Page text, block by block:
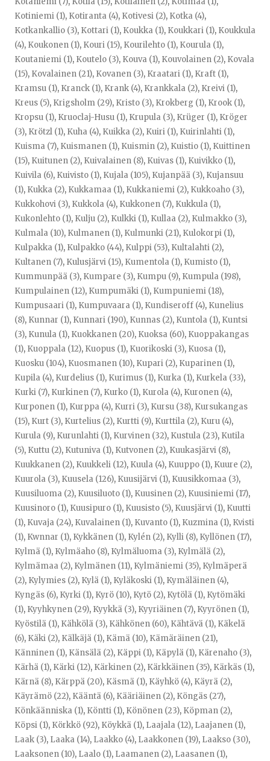
Kotiniemi (1), Kotiranta (4), Kotivesi (2), Kotka (4),
Kotkankallio (3), Kottari (1), Koukka (1), Koukkari (1), Koukkula
(4), Koukonen (1), Kouri (15), Kourilehto (1), Kourula (1),
Koutaniemi (1), Koutelo (3), Kouva (1), Kouvolainen (2), Kovala
(15), Kovalainen (21), Kovanen (3), Kraatari (1), Kraft (1),
Kramsu (1), Kranck (1), Krank (4), Krankkala (2), Kreivi (1),
Kreus (5), Krigsholm (29), Kristo (3), Krokberg (1), Krook (1),
Kropsu (1), Kruoclaj-Husu (1), Krupula (3), Krüger (1), Kröger
(3), Krötzl (1), Kuha (4), Kuikka (2), Kuiri (1), Kuirinlahti (1),
Kuisma (7), Kuismanen (1), Kuismin (2), Kuistio (1), Kuittinen
(15), Kuitunen (2), Kuivalainen (8), Kuivas (1), Kuivikko (1),
Kuivila (6), Kuivisto (1), Kujala (105), Kujanpää (3), Kujansuu
(1), Kukka (2), Kukkamaa (1), Kukkaniemi (2), Kukkoaho (3),
Kukkohovi (3), Kukkola (4), Kukkonen (7), Kukkula (1),
Kukonlehto (1), Kulju (2), Kulkki (1), Kullaa (2), Kulmakko (3),
Kulmala (10), Kulmanen (1), Kulmunki (21), Kulokorpi (1),
Kulpakka (1), Kulpakko (44), Kulppi (53), Kultalahti (2),
Kultanen (7), Kulusjärvi (15), Kumentola (1), Kumisto (1),
Kummunpää (3), Kumpare (3), Kumpu (9), Kumpula (198),
Kumpulainen (12), Kumpumäki (1), Kumpuniemi (18),
Kumpusaari (1), Kumpuvaara (1), Kundiseroff (4), Kunelius
(8), Kunnar (1), Kunnari (190), Kunnas (2), Kuntola (1), Kuntsi
(3), Kunula (1), Kuokkanen (20), Kuoksa (60), Kuoppakangas
(1), Kuoppala (12), Kuopus (1), Kuorikoski (3), Kuosa (1),
Kuosku (104), Kuosmanen (10), Kupari (2), Kuparinen (1),
Kupila (4), Kurdelius (1), Kurimus (1), Kurka (1), Kurkela (33),
Kurki (7), Kurkinen (7), Kurko (1), Kurola (4), Kuronen (4),
Kurponen (1), Kurppa (4), Kurri (3), Kursu (38), Kursukangas
(15), Kurt (3), Kurtelius (2), Kurtti (9), Kurttila (2), Kuru (4),
Kurula (9), Kurunlahti (1), Kurvinen (32), Kustula (23), Kutila
(5), Kuttu (2), Kutuniva (1), Kutvonen (2), Kuukasjärvi (8),
Kuukkanen (2), Kuukkeli (12), Kuula (4), Kuuppo (1), Kuure (2),
Kuurola (3), Kuusela (126), Kuusijärvi (1), Kuusikkomaa (3),
Kuusiluoma (2), Kuusiluoto (1), Kuusinen (2), Kuusiniemi (17),
Kuusinoro (1), Kuusipuro (1), Kuusisto (5), Kuusjärvi (1), Kuutti
(1), Kuvaja (24), Kuvalainen (1), Kuvanto (1), Kuzmina (1), Kvisti
(1), Kwnnar (1), Kykkänen (1), Kylén (2), Kylli (8), Kyllönen (17),
Kylmä (1), Kylmäaho (8), Kylmäluoma (3), Kylmälä (2),
Kylmämaa (2), Kylmänen (11), Kylmäniemi (35), Kylmäperä
(2), Kylymies (2), Kylä (1), Kyläkoski (1), Kymäläinen (4),
Kyngäs (6), Kyrki (1), Kyrö (10), Kytö (2), Kytölä (1), Kytömäki
(1), Kyyhkynen (29), Kyykkä (3), Kyyriäinen (7), Kyyrönen (1),
Kyöstilä (1), Kähkölä (3), Kähkönen (60), Kähtävä (1), Käkelä
(6), Käki (2), Kälkäjä (1), Kämä (10), Kämäräinen (21),
Känninen (1), Känsälä (2), Käppi (1), Käpylä (1), Kärenaho (3),
Kärhä (1), Kärki (12), Kärkinen (2), Kärkkäinen (35), Kärkäs (1),
Kärnä (8), Kärppä (20), Käsmä (1), Käyhkö (4), Käyrä (2),
Käyrämö (22), Kääntä (6), Kääriäinen (2), Köngäs (27),
Könkäänniska (1), Köntti (1), Könönen (23), Köpman (2),
Köpsi (1), Körkkö (92), Köykkä (1), Laajala (12), Laajanen (1),
Laak (3), Laaka (14), Laakko (4), Laakkonen (19), Laakso (30),
Laaksonen (10), Laalo (1), Laamanen (2), Laasanen (1),